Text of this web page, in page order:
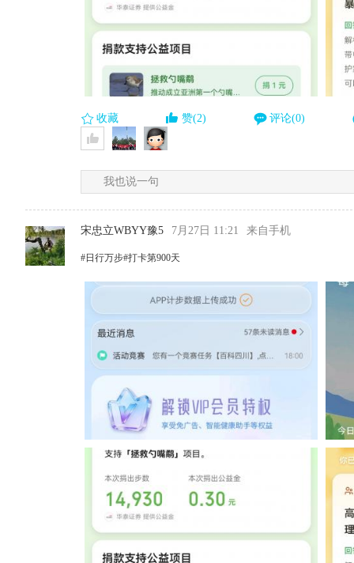
收藏 赞(2) 评论(0)
我也说一句
宋忠立WBYY豫5 7月27日 11:21 来自手机
#日行万步#打卡第900天